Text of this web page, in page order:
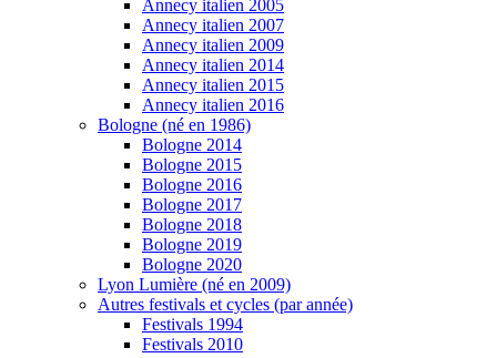
Annecy italien 2005
Annecy italien 2007
Annecy italien 2009
Annecy italien 2014
Annecy italien 2015
Annecy italien 2016
Bologne (né en 1986)
Bologne 2014
Bologne 2015
Bologne 2016
Bologne 2017
Bologne 2018
Bologne 2019
Bologne 2020
Lyon Lumière (né en 2009)
Autres festivals et cycles (par année)
Festivals 1994
Festivals 2010